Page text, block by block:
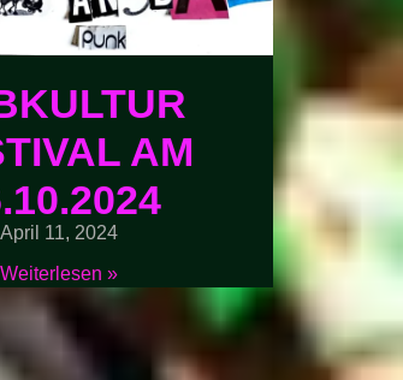
AM
April 11, 2024
Weiterlesen »